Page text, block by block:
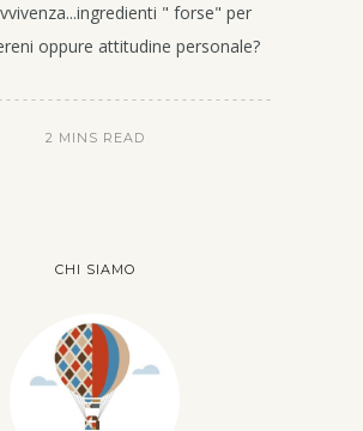
" forse" per
oppure attitudine personale?
2 MINS READ
CHI SIAMO